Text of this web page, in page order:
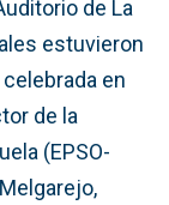
de La
estuvieron
en
de la
(EPSO-